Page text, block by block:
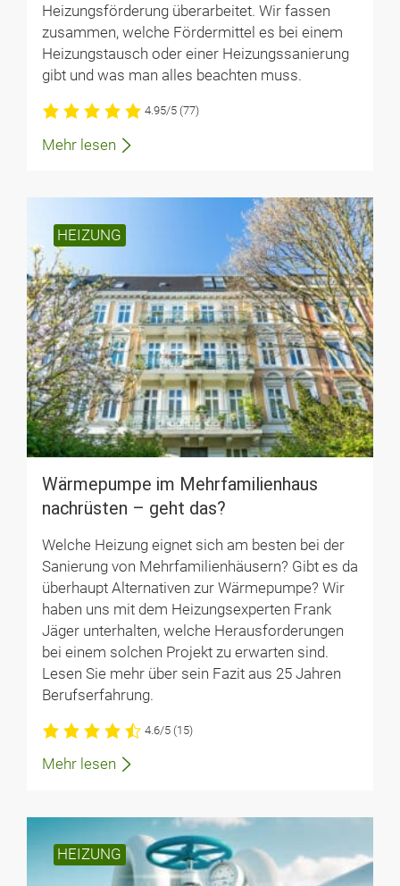
Heizungsförderung überarbeitet. Wir fassen
zusammen, welche Fördermittel es bei einem
Heizungstausch oder einer Heizungssanierung
gibt und was man alles beachten muss.
4.95/5 (77)
Mehr lesen
HEIZUNG
Wärmepumpe im Mehrfamilienhaus
nachrüsten – geht das?
Welche Heizung eignet sich am besten bei der
Sanierung von Mehrfamilienhäusern? Gibt es da
überhaupt Alternativen zur Wärmepumpe? Wir
haben uns mit dem Heizungsexperten Frank
Jäger unterhalten, welche Herausforderungen
bei einem solchen Projekt zu erwarten sind.
Lesen Sie mehr über sein Fazit aus 25 Jahren
Berufserfahrung.
4.6/5 (15)
Mehr lesen
HEIZUNG